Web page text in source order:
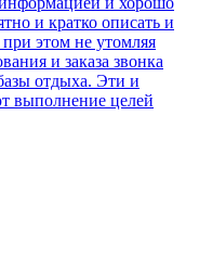
и кратко описать и
при этом не утомляя
и заказа звонка
отдыха. Эти и
выполнение целей